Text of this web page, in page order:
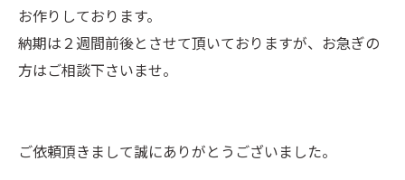
お作りしております。
納期は２週間前後とさせて頂いておりますが、お急ぎの
方はご相談下さいませ。
ご依頼頂きまして誠にありがとうございました。